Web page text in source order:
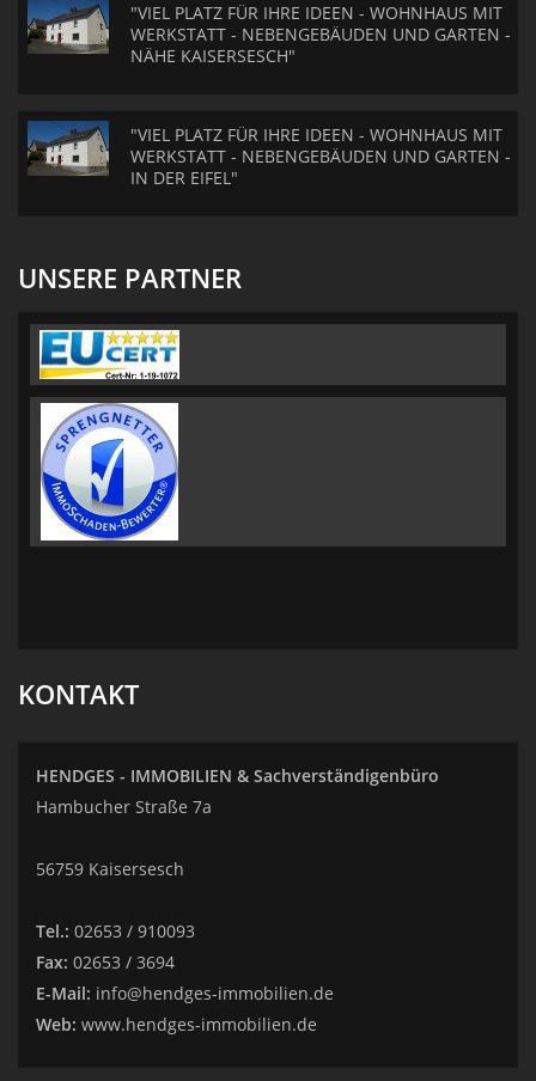
"VIEL PLATZ FÜR IHRE IDEEN - WOHNHAUS MIT
WERKSTATT - NEBENGEBÄUDEN UND GARTEN -
NÄHE KAISERSESCH"
"VIEL PLATZ FÜR IHRE IDEEN - WOHNHAUS MIT
WERKSTATT - NEBENGEBÄUDEN UND GARTEN -
IN DER EIFEL"
UNSERE PARTNER
KONTAKT
HENDGES - IMMOBILIEN & Sachverständigenbüro
Hambucher Straße 7a
56759 Kaisersesch
Tel.: 02653 / 910093
Fax: 02653 / 3694
E-Mail: info@hendges-immobilien.de
Web: www.hendges-immobilien.de